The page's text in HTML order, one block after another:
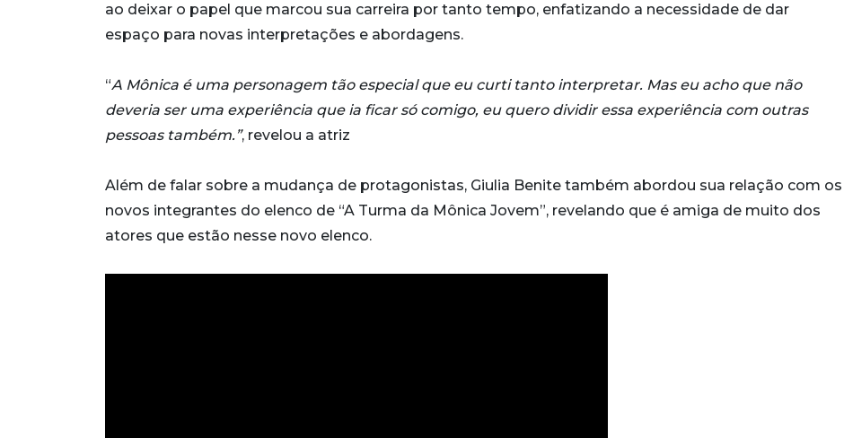
ao deixar o papel que marcou sua carreira por tanto tempo, enfatizando a necessidade de dar
espaço para novas interpretações e abordagens.
“A Mônica é uma personagem tão especial que eu curti tanto interpretar. Mas eu acho que não
deveria ser uma experiência que ia ficar só comigo, eu quero dividir essa experiência com outras
pessoas também.”, revelou a atriz
Além de falar sobre a mudança de protagonistas, Giulia Benite também abordou sua relação com os
novos integrantes do elenco de “A Turma da Mônica Jovem”, revelando que é amiga de muito dos
atores que estão nesse novo elenco.